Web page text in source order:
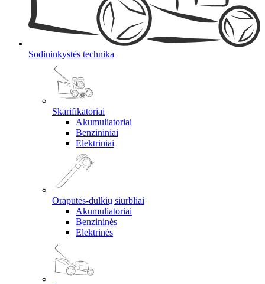
Sodininkystės technika
Skarifikatoriai
Akumuliatoriai
Benzininiai
Elektriniai
Orapūtės-dulkių siurbliai
Akumuliatoriai
Benzininės
Elektrinės